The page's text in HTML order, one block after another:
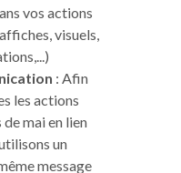
vos actions
visuels,
: Afin
les actions
mai en lien
un
message